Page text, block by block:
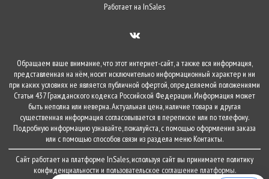
Работает на InSales
Обращаем ваше внимание, что этот интернет-сайт, а также вся информация,
представленная на нём, носит исключительно информационный характер и ни
при каких условиях не является публичной офертой, определяемой положениями
Статьи 437 Гражданского кодекса Российской Федерации. Информация может
быть неполна или неверна. Актуальная цена, наличие товара и другая
существенная информация согласовывается в переписке или по телефону.
Подробную информацию узнавайте, пожалуйста, с помощью оформления заказа
или с помощью способов связи из раздела меню Контакты.
Сайт работает на платформе InSales, используя сайт вы принимаете политику
конфиденциальности и пользовательское соглашение платформы.